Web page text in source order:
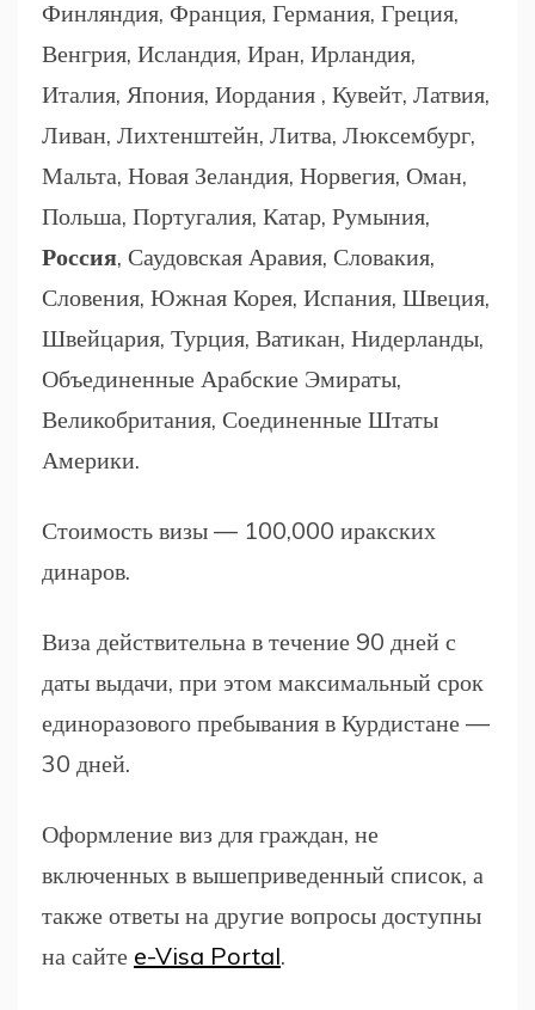
Финляндия, Франция, Германия, Греция,
Венгрия, Исландия, Иран, Ирландия,
Италия, Япония, Иордания , Кувейт, Латвия,
Ливан, Лихтенштейн, Литва, Люксембург,
Мальта, Новая Зеландия, Норвегия, Оман,
Польша, Португалия, Катар, Румыния,
Россия, Саудовская Аравия, Словакия,
Словения, Южная Корея, Испания, Швеция,
Швейцария, Турция, Ватикан, Нидерланды,
Объединенные Арабские Эмираты,
Великобритания, Соединенные Штаты
Америки.
Стоимость визы — 100,000 иракских
динаров.
Виза действительна в течение 90 дней с
даты выдачи, при этом максимальный срок
единоразового пребывания в Курдистане —
30 дней.
Оформление виз для граждан, не
включенных в вышеприведенный список, а
также ответы на другие вопросы доступны
на сайте e-Visa Portal.